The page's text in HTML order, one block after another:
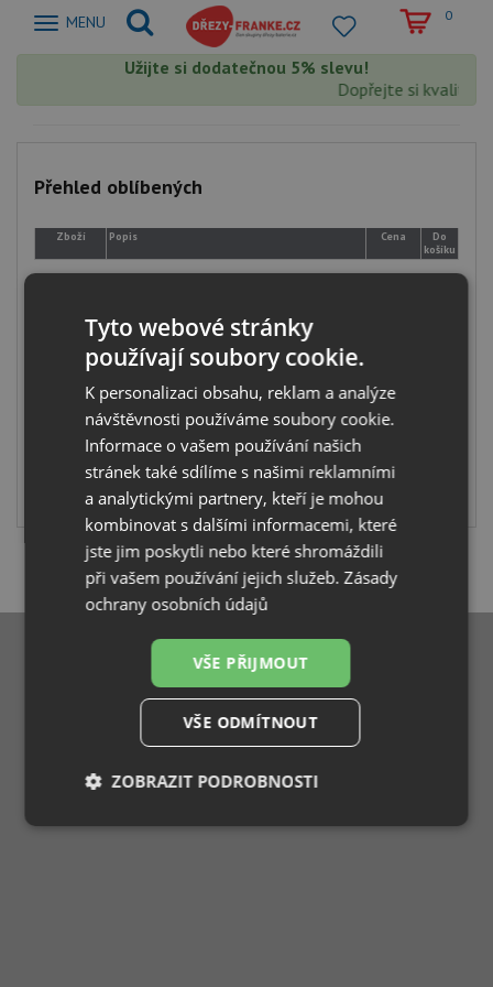
Zobrazit
MENU 0
Užijte si dodatečnou 5% slevu!
Dopřejte si kvalitu
Přehled oblíbených
Zboží Popis Cena
Do
košíku
Smazat
Tyto webové stránky
používají soubory cookie.
K personalizaci obsahu, reklam a analýze
návštěvnosti používáme soubory cookie.
Informace o vašem používání našich
stránek také sdílíme s našimi reklamními
a analytickými partnery, kteří je mohou
kombinovat s dalšími informacemi, které
jste jim poskytli nebo které shromáždili
při vašem používání jejich služeb.Zásady
ochrany osobních údajů
VŠE PŘIJMOUT
VŠE ODMÍTNOUT
ZOBRAZIT PODROBNOSTI
Nezbytně
Výkonové
Soubory